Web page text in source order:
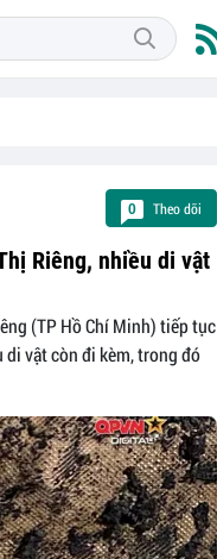
0 Theo dõi
Riêng, nhiều di vật
(TP Hồ Chí Minh) tiếp tục
vật còn đi kèm, trong đó